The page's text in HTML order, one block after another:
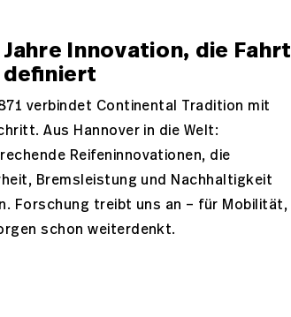
Innovation, die Fahrt
definiert
verbindet Continental Tradition mit
Aus Hannover in die Welt:
Reifeninnovationen, die
Bremsleistung und Nachhaltigkeit
Forschung treibt uns an – für Mobilität,
schon weiterdenkt.